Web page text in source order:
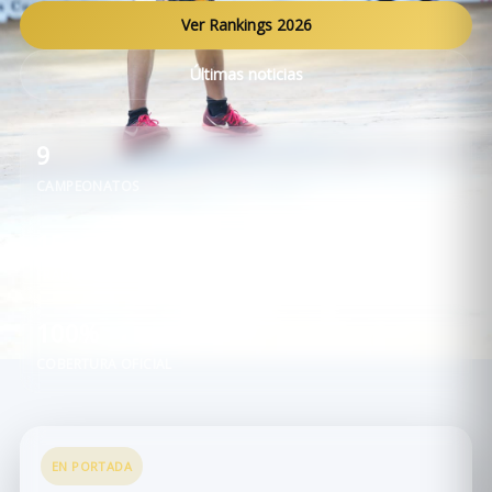
Ver Rankings 2026
Últimas noticias
9
EN PORTADA